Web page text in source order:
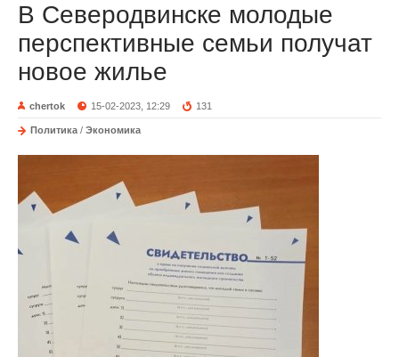
В Северодвинске молодые
перспективные семьи получат
новое жилье
chertok 15-02-2023, 12:29 131
Политика / Экономика